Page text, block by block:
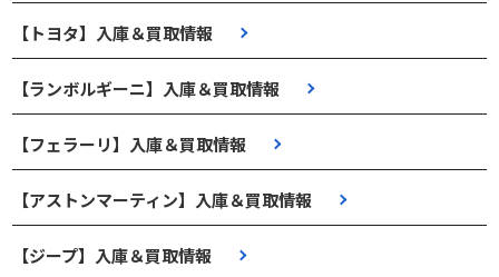
【トヨタ】入庫＆買取情報
【ランボルギーニ】入庫＆買取情報
【フェラーリ】入庫＆買取情報
【アストンマーティン】入庫＆買取情報
【ジープ】入庫＆買取情報